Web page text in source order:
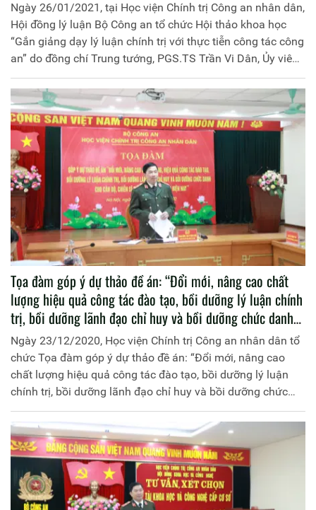
Ngày 26/01/2021, tại Học viện Chính trị Công an nhân dân,
Hội đồng lý luận Bộ Công an tổ chức Hội thảo khoa học
“Gắn giảng dạy lý luận chính trị với thực tiễn công tác công
an” do đồng chí Trung tướng, PGS.TS Trần Vi Dân, Ủy viên
Hội đồng lý luận Bộ Công an, Giám đốc Học viện chủ trì.
Tọa đàm góp ý dự thảo đề án: “Đổi mới, nâng cao chất
lượng hiệu quả công tác đào tạo, bồi dưỡng lý luận chính
trị, bồi dưỡng lãnh đạo chỉ huy và bồi dưỡng chức danh
cho cán bộ, chiến sĩ Công an nhân dân trong giai đoạn
hiện nay”
Ngày 23/12/2020, Học viện Chính trị Công an nhân dân tổ
chức Tọa đàm góp ý dự thảo đề án: “Đổi mới, nâng cao
chất lượng hiệu quả công tác đào tạo, bồi dưỡng lý luận
chính trị, bồi dưỡng lãnh đạo chỉ huy và bồi dưỡng chức
danh cho cán bộ, chiến sĩ Công an nhân dân trong giai
đoạn hiện nay”. Đồng chí Trung tướng, PGS.TS Trần Vi
Dân, Giám đốc Học viện Chính trị Công an nhân dân chủ trì
Tọa đàm.